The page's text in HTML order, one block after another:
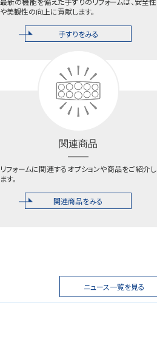
や美観性の向上に貢献します。
手すりをみる
関連商品
リフォームに関連するオプションや商品をご紹介し
ます。
関連商品をみる
ニュース一覧を見る